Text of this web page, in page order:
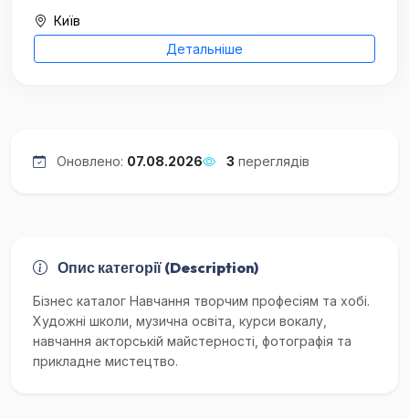
Київ
Детальніше
Оновлено: 07.08.2026 3 переглядів
Опис категорії (Description)
Бізнес каталог Навчання творчим професіям та хобі.
Художні школи, музична освіта, курси вокалу,
навчання акторській майстерності, фотографія та
прикладне мистецтво.